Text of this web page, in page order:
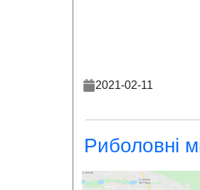
2021-02-11
Риболовні